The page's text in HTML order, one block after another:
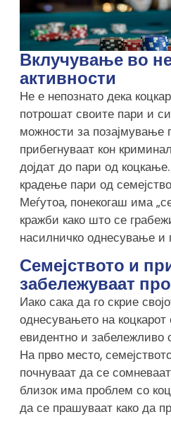
Вклучување во
активности
Не е непознато дека
потрошат своите пари и
можности за позајмување
прибегнуваат кон
дојдат до пари од
крадење пари од
Меѓутоа, понекогаш има
кражби како што се
насилничко однесување и
Семејството и
забележуваат
Иако сака да го скрие
однесувањето на коцкарот
евидентно и забележливо
На прво место,
почнуваат да се
близок има проблем со
да се прашуваат како да